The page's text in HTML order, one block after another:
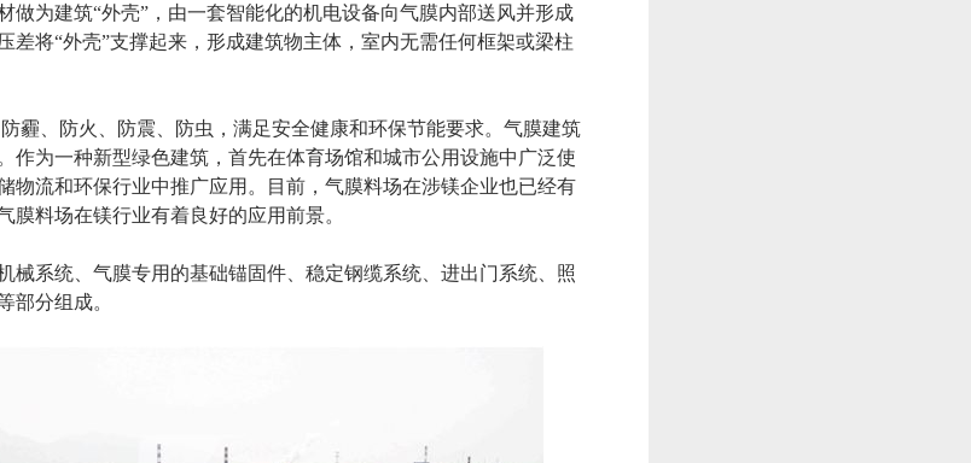
做为建筑“外壳”，由一套智能化的机电设备向气膜内部送风并形成
差将“外壳”支撑起来，形成建筑物主体，室内无需任何框架或梁柱
霾、防火、防震、防虫，满足安全健康和环保节能要求。气膜建筑
作为一种新型绿色建筑，首先在体育场馆和城市公用设施中广泛使
物流和环保行业中推广应用。目前，气膜料场在涉镁企业也已经有
膜料场在镁行业有着良好的应用前景。
械系统、气膜专用的基础锚固件、稳定钢缆系统、进出门系统、照
部分组成。